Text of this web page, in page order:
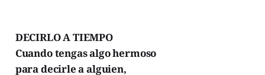
DECIRLO A TIEMPO
Cuando tengas algo hermoso
para decirle a alguien,